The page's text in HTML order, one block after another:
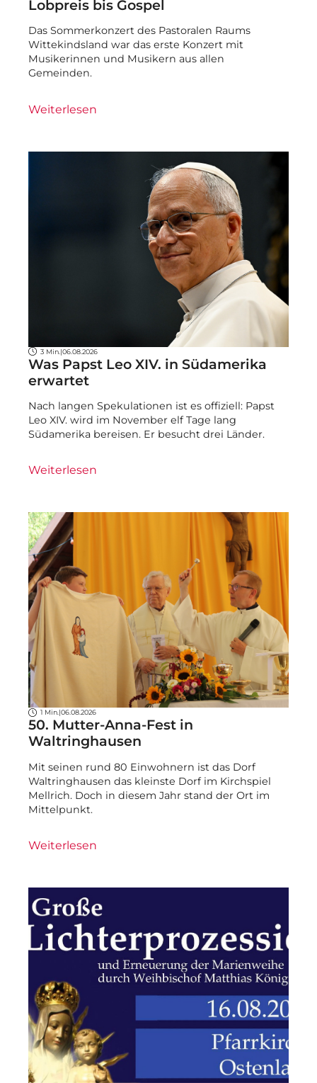
Lobpreis bis Gospel
Das Sommerkonzert des Pastoralen Raums
Wittekindsland war das erste Konzert mit
Musikerinnen und Musikern aus allen
Gemeinden.
Weiterlesen
3 Min. |06.08.2026
Was Papst Leo XIV. in Südamerika
erwartet
Nach langen Spekulationen ist es offiziell: Papst
Leo XIV. wird im November elf Tage lang
Südamerika bereisen. Er besucht drei Länder.
Weiterlesen
1 Min.| 06.08.2026
50. Mutter-Anna-Fest in
Waltringhausen
Mit seinen rund 80 Einwohnern ist das Dorf
Waltringhausen das kleinste Dorf im Kirchspiel
Mellrich. Doch in diesem Jahr stand der Ort im
Mittelpunkt.
Weiterlesen